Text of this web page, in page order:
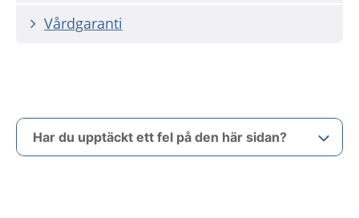
Vårdgaranti
Har du upptäckt ett fel på den här sidan?